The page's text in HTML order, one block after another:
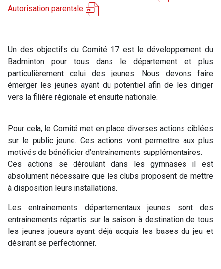
Autorisation parentale
Un des objectifs du Comité 17 est le développement du
Badminton pour tous dans le département et plus
particulièrement celui des jeunes. Nous devons faire
émerger les jeunes ayant du potentiel afin de les diriger
vers la filière régionale et ensuite nationale.
Pour cela, le Comité met en place diverses actions ciblées
sur le public jeune. Ces actions vont permettre aux plus
motivés de bénéficier d’entraînements supplémentaires.
Ces actions se déroulant dans les gymnases il est
absolument nécessaire que les clubs proposent de mettre
à disposition leurs installations.
Les entraînements départementaux jeunes sont des
entraînements répartis sur la saison à destination de tous
les jeunes joueurs ayant déjà acquis les bases du jeu et
désirant se perfectionner.